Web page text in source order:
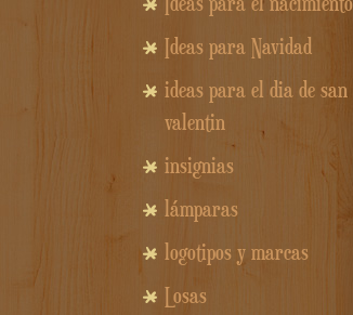
Ideas para Navidad
ideas para el dia de san
valentin
insignias
lámparas
logotipos y marcas
Losas